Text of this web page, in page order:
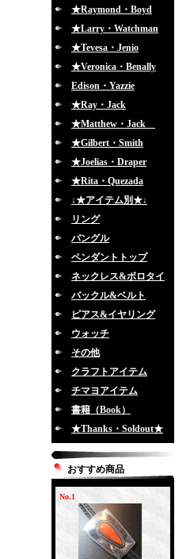
★Raymond・Boyd
★Larry・Watchman
★Tevesa・Jenio
★Veronica・Benally
Edison・Yazzie
★Ray・Jack
★Matthew・Jack
★Gilbert・Smith
★Joelias・Draper
★Rita・Quezada
↓★アイテム別★↓
リング
バングル
ペンダントトップ
ネックレス&ボロタイ
バックル&ベルト
ピアス&イヤリング
ウォッチ
その他
クラフトアイテム
チマヨアイテム
書籍（Book）
★Thanks・Soldout★
おすすめ商品
No.1